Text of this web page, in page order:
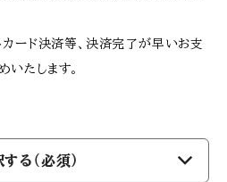
カード決済等、決済完了が早いお支
たします。
る（必須）